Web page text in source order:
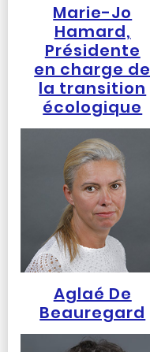
Marie-Jo
Hamard,
Présidente
en charge de
la transition
écologique
Aglaé De
Beauregard